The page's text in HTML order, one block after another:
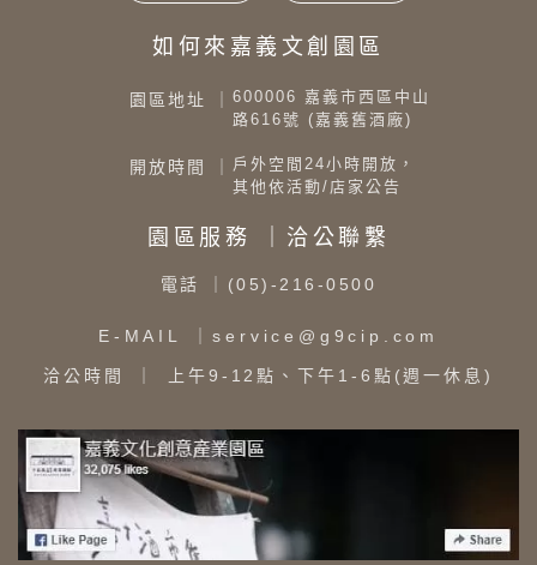
如何來嘉義文創園區
園區地址 ｜ 600006 嘉義市西區中山
路616號 (嘉義舊酒廠)
開放時間 ｜ 戶外空間24小時開放，
其他依活動/店家公告
園區服務 ｜洽公聯繫
電話 ｜(05)-216-0500
E-MAIL ｜service@g9cip.com
洽公時間 ｜ 上午9-12點、下午1-6點(週一休息)